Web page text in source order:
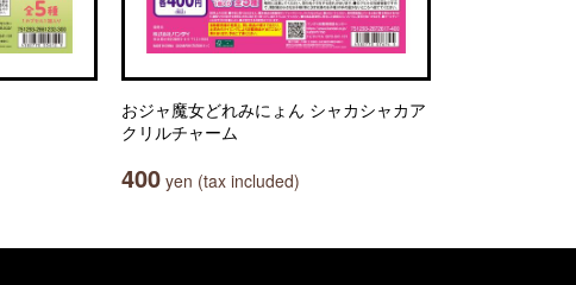
おジャ魔女どれみにょん シャカシャカア
クリルチャーム
400 yen (tax included)